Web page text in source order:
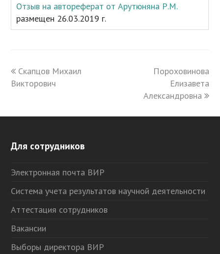
Отзыв на автореферат от Арутюняна Р.М.
размещен 26.03.2019 г.
previous
post:
Скапцов Михаил
Викторович
next
post:
Пороховинова
Елизавета
Александровна
Для сотрудников
Электронная почта ВИР
Система учета результатов научной деятельности
Аттестация сотрудников
Вакансии
Выборы директора ВИР